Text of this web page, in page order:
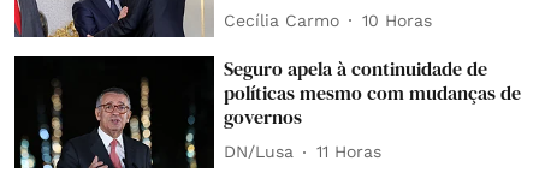
Cecília Carmo 10 Horas
Seguro apela à continuidade de
políticas mesmo com mudanças de
governos
DN/Lusa 11 Horas